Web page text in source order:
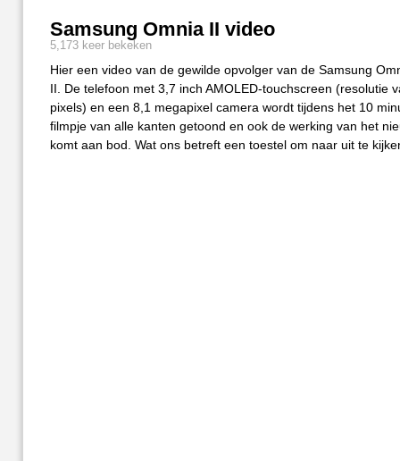
Samsung Omnia II video
5,173 keer bekeken
Hier een video van de gewilde opvolger van de Samsung
II. De telefoon met 3,7 inch AMOLED-touchscreen (resolutie
pixels) en een 8,1 megapixel camera wordt tijdens het 10
filmpje van alle kanten getoond en ook de werking van het
komt aan bod. Wat ons betreft een toestel om naar uit te